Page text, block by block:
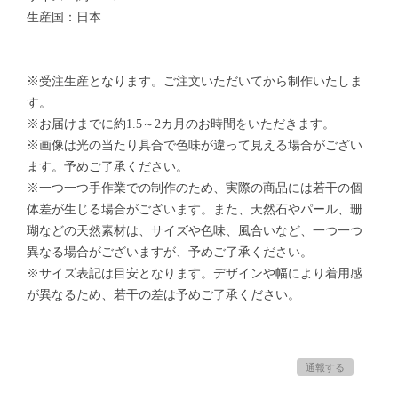
生産国：日本
※受注生産となります。ご注文いただいてから制作いたしま
す。
※お届けまでに約1.5～2カ月のお時間をいただきます。
※画像は光の当たり具合で色味が違って見える場合がござい
ます。予めご了承ください。
※一つ一つ手作業での制作のため、実際の商品には若干の個
体差が生じる場合がございます。また、天然石やパール、珊
瑚などの天然素材は、サイズや色味、風合いなど、一つ一つ
異なる場合がございますが、予めご了承ください。
※サイズ表記は目安となります。デザインや幅により着用感
が異なるため、若干の差は予めご了承ください。
通報する